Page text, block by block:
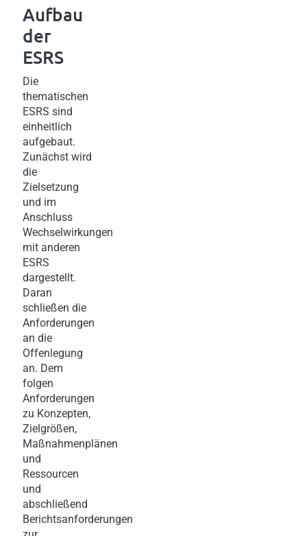
Aufbau
der
ESRS
Die
thematischen
ESRS sind
einheitlich
aufgebaut.
Zunächst wird
die
Zielsetzung
und im
Anschluss
Wechselwirkungen
mit anderen
ESRS
dargestellt.
Daran
schließen die
Anforderungen
an die
Offenlegung
an. Dem
folgen
Anforderungen
zu Konzepten,
Zielgrößen,
Maßnahmenplänen
und
Ressourcen
und
abschließend
Berichtsanforderungen